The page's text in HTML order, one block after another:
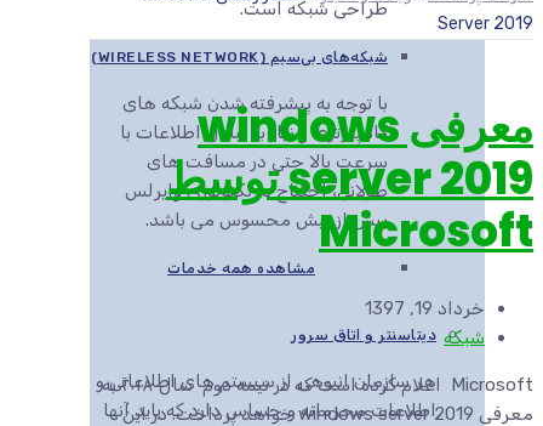
طراحی شبکه است.
شبکه‌های بی‌سیم (WIRELESS NETWORK)
با توجه به پیشرفته شدن شبکه های
کامپیوتری و نیاز به تبادل اطلاعات با
سرعت بالا حتی در مسافت های
طولانی، احتیاج به تکنولوژی وایرلس
بیش از پیش محسوس می باشد.
مشاهده همه خدمات
دیتاسنتر و اتاق سرور
هر سازمان انبوهی از سیستم های اطلاعاتی و
اطلاعات محرمانه و حساس دارد که باید آنها
Server 2019
معرفی windows
server 2019 توسط
Microsoft
خرداد 19, 1397
شبکه
Microsoft اعلام کرده است که در نیمه دوم سال ۲۰۱۸ به
معرفی windows server 2019 خواهد پرداخت. در این